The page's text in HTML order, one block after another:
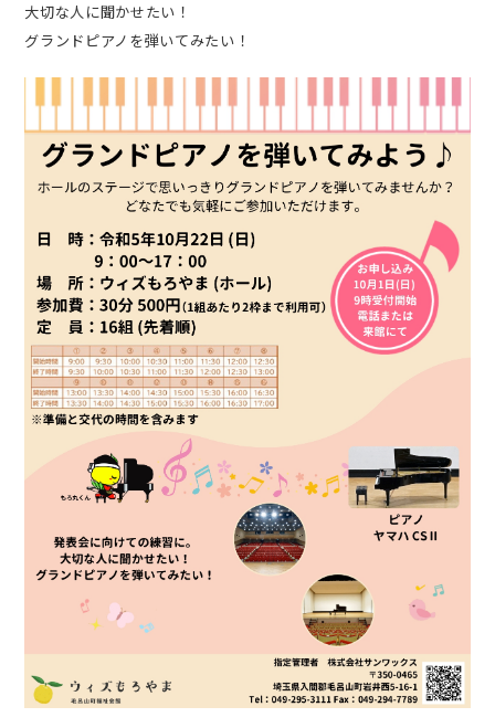
大切な人に聞かせたい！
グランドピアノを弾いてみたい！